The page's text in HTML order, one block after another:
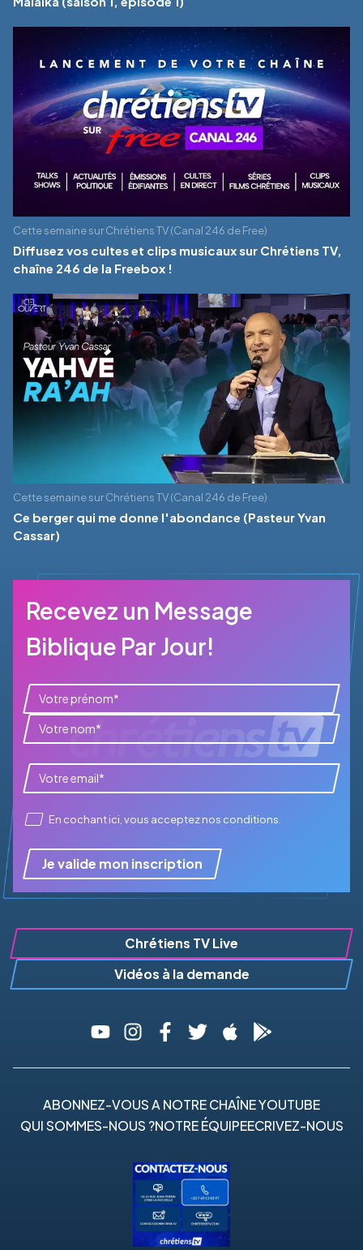
Cette semaine sur Chrétiens TV (Canal 246 de Free)
Diffusez vos cultes et clips musicaux sur Chrétiens TV,
chaîne 246 de la Freebox !
Cette semaine sur Chrétiens TV (Canal 246 de Free)
Ce berger qui me donne l'abondance (Pasteur Yvan
Cassar)
Recevez un Message
Biblique Par Jour!
En cochant ici, vous accepteznos conditions
Je valide mon inscription
Chrétiens TV Live
Vidéos à la demande
ABONNEZ-VOUS A NOTRE CHAÎNE YOUTUBE
QUI SOMMES-NOUS ?NOTRE ÉQUIPEECRIVEZ-NOUS